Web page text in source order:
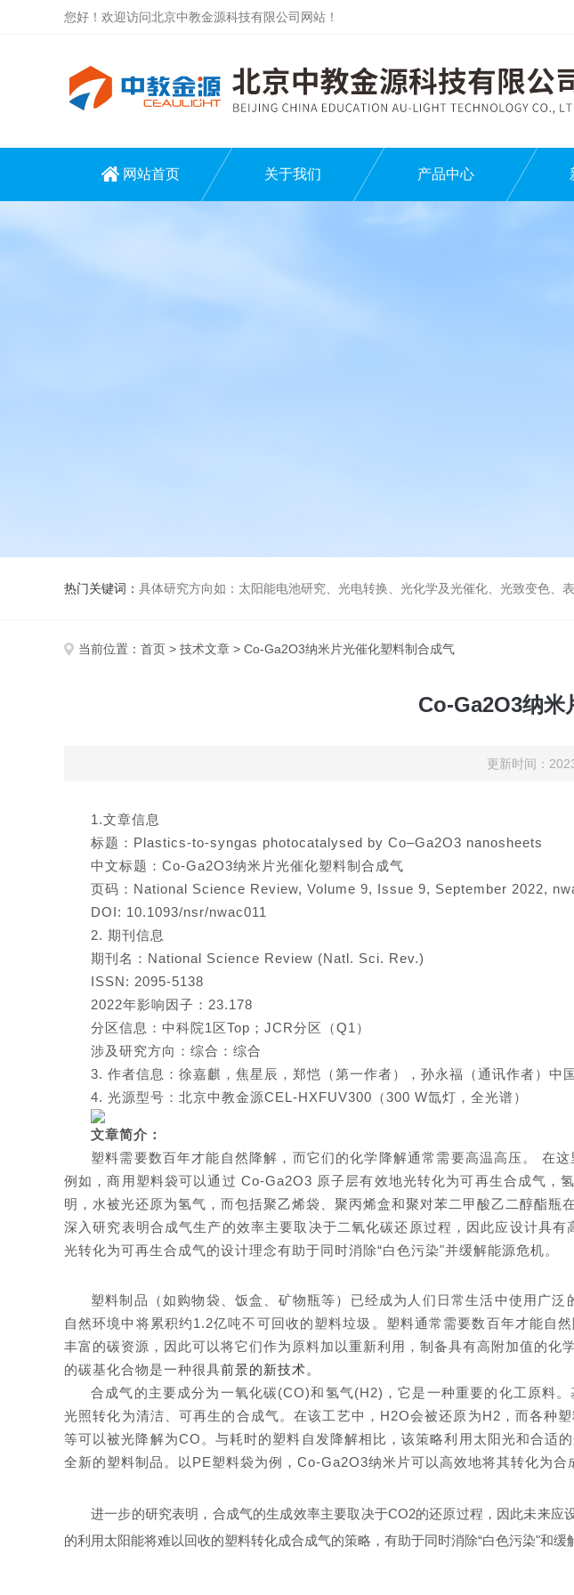
您好！欢迎访问北京中教金源科技有限公司网站！
网站首页 关于我们 产品中心
热门关键词： 具体研究方向如：太阳能电池研究、光电转换、光化学及光催化、光致变色、表面瑕疵检
当前位置： 首页 > 技术文章 > Co-Ga2O3纳米片光催化塑料制合成气
Co-Ga2O3纳米
更新时间：
1.文章信息
标题：Plastics-to-syngas photocatalysed by Co–Ga2O3 nanosheets
中文标题：Co-Ga2O3纳米片光催化塑料制合成气
页码：National Science Review, Volume 9, Issue 9, September 2022,
DOI: 10.1093/nsr/nwac011
2. 期刊信息
期刊名：National Science Review (Natl. Sci. Rev.)
ISSN: 2095-5138
2022年影响因子：23.178
分区信息：中科院1区Top；JCR分区（Q1）
涉及研究方向：综合：综合
3. 作者信息：徐嘉麒，焦星辰，郑恺（第一作者），孙永福（通讯作者）中
4. 光源型号：北京中教金源CEL-HXFUV300（300 W氙灯，全光谱）
文章简介：
塑料需要数百年才能自然降解，而它们的化学降解通常需要高温高压。 在
例如，商用塑料袋可以通过 Co-Ga2O3 原子层有效地光转化为可再生合成气
明，水被光还原为氢气，而包括聚乙烯袋、聚丙烯盒和聚对苯二甲酸乙二醇酯瓶
深入研究表明合成气生产的效率主要取决于二氧化碳还原过程，因此应设计具
光转化为可再生合成气的设计理念有助于同时消除“白色污染"并缓解能源危机。
塑料制品（如购物袋、饭盒、矿物瓶等）已经成为人们日常生活中使用广
自然环境中将累积约1.2亿吨不可回收的塑料垃圾。塑料通常需要数百年才能自
丰富的碳资源，因此可以将它们作为原料加以重新利用，制备具有高附加值的
的碳基化合物是一种很具前景的新技术。
合成气的主要成分为一氧化碳(CO)和氢气(H2)，它是一种重要的化工原料
光照转化为清洁、可再生的合成气。在该工艺中，H2O会被还原为H2，而各种
等可以被光降解为CO。与耗时的塑料自发降解相比，该策略利用太阳光和合适
全新的塑料制品。以PE塑料袋为例，Co-Ga2O3纳米片可以高效地将其转化为
进一步的研究表明，合成气的生成效率主要取决于CO2的还原过程，因此未来
的利用太阳能将难以回收的塑料转化成合成气的策略，有助于同时消除“白色污染"和